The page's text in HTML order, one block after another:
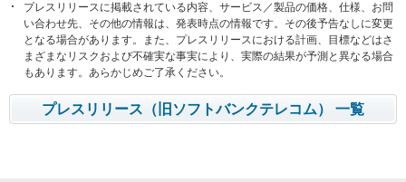
プレスリリースに掲載されている内容、サービス／製品の価格、仕様、お問
い合わせ先、その他の情報は、発表時点の情報です。その後予告なしに変更
となる場合があります。また、プレスリリースにおける計画、目標などはさ
まざまなリスクおよび不確実な事実により、実際の結果が予測と異なる場合
もあります。あらかじめご了承ください。
プレスリリース（旧ソフトバンクテレコム） 一覧